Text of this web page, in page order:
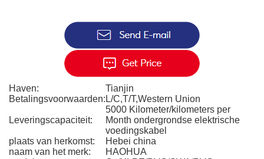
Haven:
Tianjin
Betalingsvoorwaarden: L/C,T/T,Western Union
Leveringscapaciteit:
5000 Kilometer/kilometers per
Month ondergrondse elektrische
voedingskabel
plaats van herkomst:
Hebei china
naam van het merk:
HAOHUA